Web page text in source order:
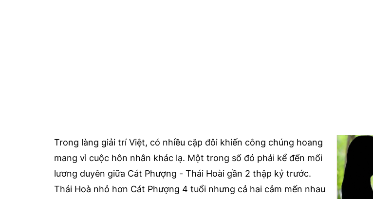
Trong làng giải trí Việt, có nhiều cặp đôi khiến công chúng hoang
mang vì cuộc hôn nhân khác lạ. Một trong số đó phải kể đến mối
lương duyên giữa Cát Phượng - Thái Hoài gần 2 thập kỷ trước.
Thái Hoà nhỏ hơn Cát Phượng 4 tuổi nhưng cả hai cảm mến nhau